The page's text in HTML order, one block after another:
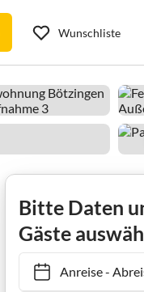
Wunschliste
Bitte Daten
Gäste
Anreise-